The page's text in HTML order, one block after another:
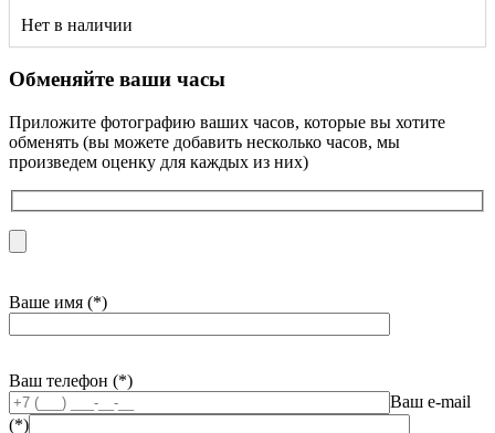
Нет в наличии
Обменяйте ваши часы
Приложите фотографию ваших часов, которые вы хотите
обменять (вы можете добавить несколько часов, мы
произведем оценку для каждых из них)
Ваше имя (*)
Ваш телефон (*)
Ваш e-mail
(*)